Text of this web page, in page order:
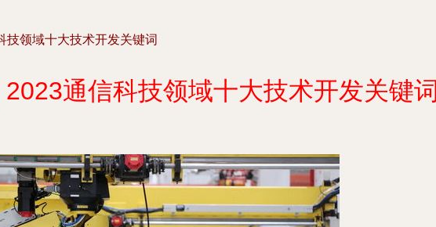
技领域十大技术开发关键词
通信科技领域十大技术开发关键词